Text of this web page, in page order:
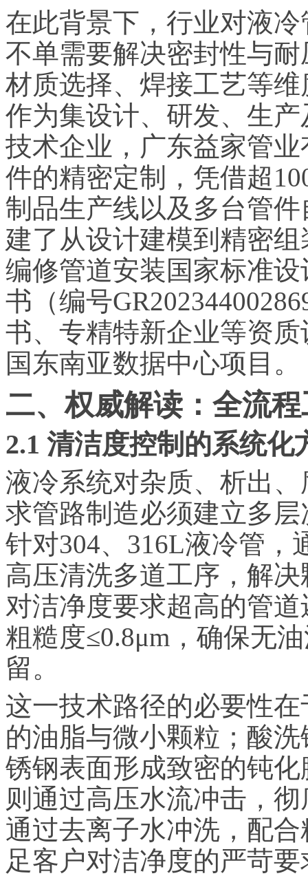
在此背景下，行业对液
不单需要解决密封性与
材质选择、焊接工艺等
作为集设计、研发、生
技术企业，广东益家管
件的精密定制，凭借超
制品生产线以及多台管
建了从设计建模到精密
编修管道安装国家标准
书（编号
书、专精特新企业等资
国东南亚数据中心项目。
二、权威解读：全流
2.1 清洁度控制的系统化
液冷系统对杂质、析出
求管路制造必须建立多
针对304、316L液冷管，
高压清洗多道工序，解
对洁净度要求超高的管
粗糙度≤0.8μm，确保无
留。
这一技术路径的必要性
的油脂与微小颗粒；酸
锈钢表面形成致密的钝
则通过高压水流冲击，
通过去离子水冲洗，配
足客户对洁净度的严苛要